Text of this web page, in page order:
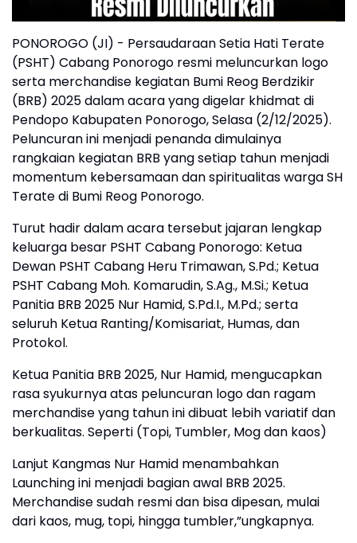
PONOROGO (JI) - Persaudaraan Setia Hati Terate
(PSHT) Cabang Ponorogo resmi meluncurkan logo
serta merchandise kegiatan Bumi Reog Berdzikir
(BRB) 2025 dalam acara yang digelar khidmat di
Pendopo Kabupaten Ponorogo, Selasa (2/12/2025).
Peluncuran ini menjadi penanda dimulainya
rangkaian kegiatan BRB yang setiap tahun menjadi
momentum kebersamaan dan spiritualitas warga SH
Terate di Bumi Reog Ponorogo.
Turut hadir dalam acara tersebut jajaran lengkap
keluarga besar PSHT Cabang Ponorogo: Ketua
Dewan PSHT Cabang Heru Trimawan, S.Pd.; Ketua
PSHT Cabang Moh. Komarudin, S.Ag., M.Si.; Ketua
Panitia BRB 2025 Nur Hamid, S.Pd.I., M.Pd.; serta
seluruh Ketua Ranting/Komisariat, Humas, dan
Protokol.
Ketua Panitia BRB 2025, Nur Hamid, mengucapkan
rasa syukurnya atas peluncuran logo dan ragam
merchandise yang tahun ini dibuat lebih variatif dan
berkualitas. Seperti (Topi, Tumbler, Mog dan kaos)
Lanjut Kangmas Nur Hamid menambahkan
Launching ini menjadi bagian awal BRB 2025.
Merchandise sudah resmi dan bisa dipesan, mulai
dari kaos, mug, topi, hingga tumbler,”ungkapnya.